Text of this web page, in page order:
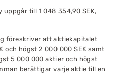
uppgår till 1 048 354,90 SEK,
föreskriver att aktiekapitalet
och högst 2 000 000 SEK samt
5 000 000 aktier och högst
berättigar varje aktie till en